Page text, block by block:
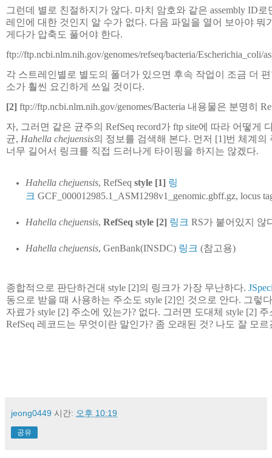
그런데 별로 친절하지가 않다. 마치 암호와 같은 assembly ID
레인에 대한 것인지 알 수가 없다. 다음 파일을 열어 보아야 뭐
게다가 압축도 풀어야 한다.
ftp://ftp.ncbi.nlm.nih.gov/genomes/refseq/bacteria/Escherichia_coli/
각 스트레인별로 별도의 폴더가 있으면 후속 작업이 조금 더
소가 훨씬 요긴하게 쓰일 것이다.
[2] ftp://ftp.ncbi.nlm.nih.gov/genomes/Bacteria 내용물은 분명히
자, 그러면 같은 균주의 RefSeq record가 ftp site에 따라 어떻게
균, Hahella chejuensis의 정보를 검색해 본다. 먼저 [1]번 체계의
너무 길어서 링크를 직접 드러나게 타이핑을 하지는 않겠다.
Hahella chejuensis, RefSeqstyle [1] 링
크 GCF_000012985.1_ASM1298v1_genomic.gbff.gz,locus
Hahella chejuensis,RefSeq style [2] 링크 RS가 붙어있지 않
Hahella chejuensis, GenBank(INSDC) 링크 (참고용)
종합적으로 판단하건대 style [2]의 링크가 가장 무난하다.
동으로 받을 때 사용하는 주소도 style [2]인 것으로 안다. 그렇
자료가 style [2] 주소에 있는가? 없다. 그러면 도대체 style [2]
RefSeq 레코드는 무엇이란 말인가? 좀 오래된 것? 나도 잘 모르
jeong0449 시간: 오후 10:19
공유